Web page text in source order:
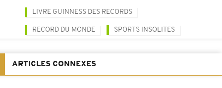
LIVRE GUINNESS DES RECORDS
RECORD DU MONDE SPORTS INSOLITES
ARTICLES CONNEXES